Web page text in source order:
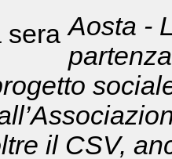
Aosta -
il CSV,